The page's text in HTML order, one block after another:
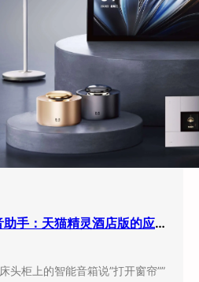
酒店客房引入智能语音助手：天猫精灵酒店版的应用现状与实际效果
头柜上的智能音箱说”打开窗帘””